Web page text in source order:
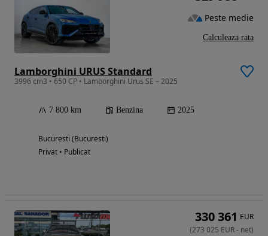
Lamborghini URUS Standard
3996 cm3 • 650 CP • Lamborghini Urus SE – 2025
7 800 km Benzina 2025
Bucuresti (Bucuresti)
Privat • Publicat
Peste medie
Calculeaza rata
330 361 EUR
(273 025 EUR- net)